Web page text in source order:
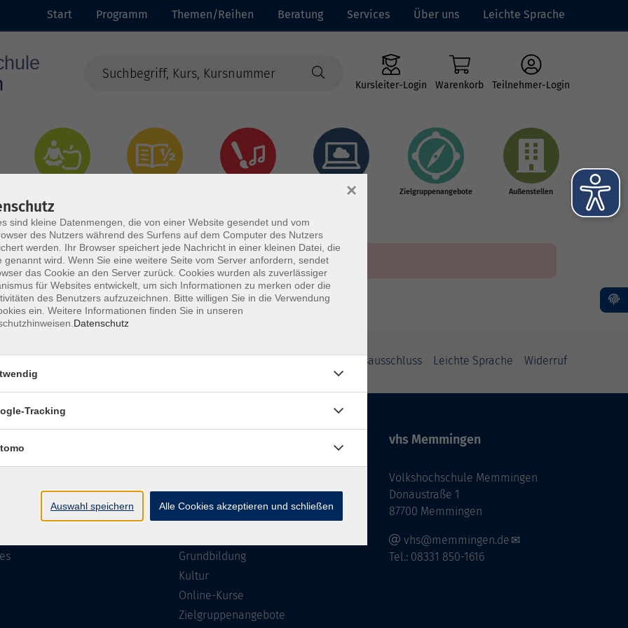
Start Programm Themen/Reihen Beratung Services Über uns Leichte Sprache
Kursleiter-Login Warenkorb Teilnehmer-Login
Online-Kurse Zielgruppenangebote Außenstellen
Haftungsausschluss Leichte Sprache Widerruf
Reihen
Grundbildung
Kultur
Online-Kurse
Zielgruppenangebote
vhs Memmingen
Volkshochschule Memmingen
Donaustraße 1
87700 Memmingen
vhs@memmingen.de
Tel.: 08331 850-1616
sind kleine Datenmengen, die von einer Website gesendet und vom
des Nutzers während des Surfens auf dem Computer des Nutzers
werden. Ihr Browser speichert jede Nachricht in einer kleinen Datei, die
genannt wird. Wenn Sie eine weitere Seite vom Server anfordern, sendet
das Cookie an den Server zurück. Cookies wurden als zuverlässiger
für Websites entwickelt, um sich Informationen zu merken oder die
des Benutzers aufzuzeichnen. Bitte willigen Sie in die Verwendung
ein. Weitere Informationen finden Sie in unseren
Datenschutz
×
Tracking
Auswahl speichern Alle Cookies akzeptieren und schließen